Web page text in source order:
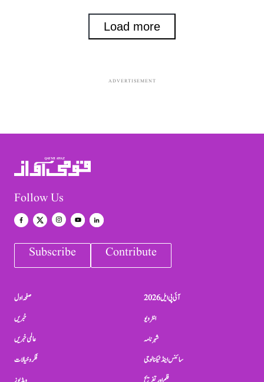
Load more
ADVERTISEMENT
Follow Us
Subscribe Contribute
صفحہ اول
خبریں
عالمی خبریں
فکر و خیالات
آئی پی ایل 2026
انٹرویو
شہرنامہ
سائنس اینڈ ٹیکنالوجی